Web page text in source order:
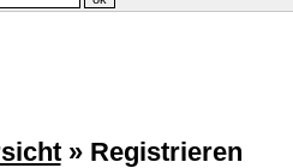
» Registrieren